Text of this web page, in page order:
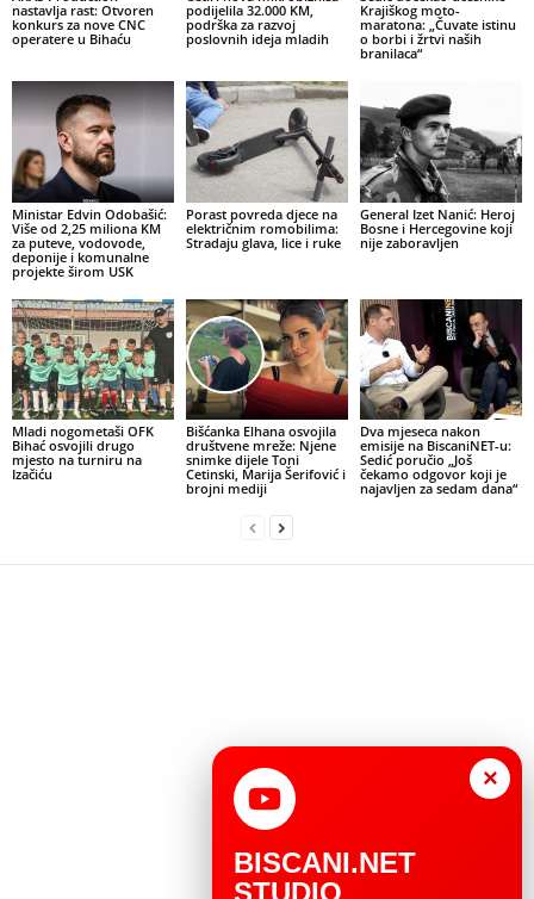
nastavlja rast: Otvoren
konkurs za nove CNC
operatere u Bihaću
podijelila 32.000 KM,
podrška za razvoj
poslovnih ideja mladih
Krajiškog moto-
maratona: „Čuvate istinu
o borbi i žrtvi naših
branilaca“
Ministar Edvin Odobašić:
Više od 2,25 miliona KM
za puteve, vodovode,
deponije i komunalne
projekte širom USK
Porast povreda djece na
električnim romobilima:
Stradaju glava, lice i ruke
General Izet Nanić: Heroj
Bosne i Hercegovine koji
nije zaboravljen
Mladi nogometaši OFK
Bihać osvojili drugo
mjesto na turniru na
Izačiću
Bišćanka Elhana osvojila
društvene mreže: Njene
snimke dijele Toni
Cetinski, Marija Šerifović i
brojni mediji
Dva mjeseca nakon
emisije na BiscaniNET-u:
Sedić poručio „Još
čekamo odgovor koji je
najavljen za sedam dana“
×
BISCANI.NET
STUDIO